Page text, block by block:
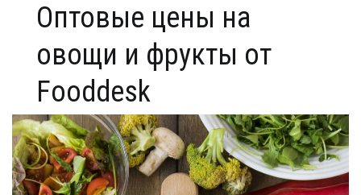
Оптовые цены на
овощи и фрукты от
Fooddesk